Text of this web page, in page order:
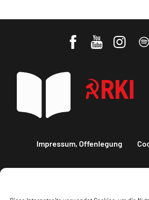
Impressum, Offenlegung